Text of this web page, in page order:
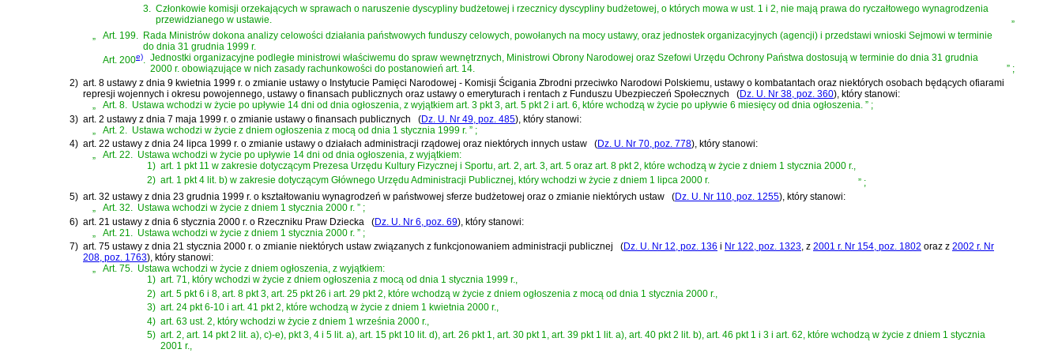
3. Członkowie komisji orzekających w sprawach o naruszenie dyscypliny budżetowej i rzecznicy dyscypliny budżetowej, o których mowa w ust. 1 i 2, nie mają prawa do ryczałtowego wynagrodzenia
przewidzianego w ustawie.
”
„
Art. 199. Rada Ministrów dokona analizy celowości działania państwowych funduszy celowych, powołanych na mocy ustawy, oraz jednostek organizacyjnych (agencji) i przedstawi wnioski Sejmowi w terminie
do dnia 31 grudnia 1999 r.
Art. 200e). Jednostki organizacyjne podległe ministrowi właściwemu do spraw wewnętrznych, Ministrowi Obrony Narodowej oraz Szefowi Urzędu Ochrony Państwa dostosują w terminie do dnia 31 grudnia
2000 r. obowiązujące w nich zasady rachunkowości do postanowień art. 14.
” ;
2) art. 8 ustawy z dnia 9 kwietnia 1999 r. o zmianie ustawy o Instytucie Pamięci Narodowej - Komisji Ścigania Zbrodni przeciwko Narodowi Polskiemu, ustawy o kombatantach oraz niektórych osobach będących ofiarami
represji wojennych i okresu powojennego, ustawy o finansach publicznych oraz ustawy o emeryturach i rentach z Funduszu Ubezpieczeń Społecznych
(Dz. U. Nr 38, poz. 360), który stanowi:
„
Art. 8. Ustawa wchodzi w życie po upływie 14 dni od dnia ogłoszenia, z wyjątkiem art. 3 pkt 3, art. 5 pkt 2 i art. 6, które wchodzą w życie po upływie 6 miesięcy od dnia ogłoszenia. ” ;
3) art. 2 ustawy z dnia 7 maja 1999 r. o zmianie ustawy o finansach publicznych (Dz. U. Nr 49, poz. 485) , który stanowi:
Art. 2. Ustawa wchodzi w życie z dniem ogłoszenia z mocą od dnia 1 stycznia 1999 r. ” ;
4) art. 22 ustawy z dnia 24 lipca 1999 r. o zmianie ustawy o działach administracji rządowej oraz niektórych innych ustaw (Dz. U. Nr 70, poz. 778), który stanowi:
„
Art. 22. Ustawa wchodzi w życie po upływie 14 dni od dnia ogłoszenia, z wyjątkiem:
1) art. 1 pkt 11 w zakresie dotyczącym Prezesa Urzędu Kultury Fizycznej i Sportu, art. 2, art. 3, art. 5 oraz art. 8 pkt 2, które wchodzą w życie z dniem 1 stycznia 2000 r.,
2) art. 1 pkt 4 lit. b) w zakresie dotyczącym Głównego Urzędu Administracji Publicznej, który wchodzi w życie z dniem 1 lipca 2000 r. ” ;
5) art. 32 ustawy z dnia 23 grudnia 1999 r. o kształtowaniu wynagrodzeń w państwowej sferze budżetowej oraz o zmianie niektórych ustaw (Dz. U. Nr 110, poz. 1255), który stanowi:
„
Art. 32. Ustawa wchodzi w życie z dniem 1 stycznia 2000 r. ” ;
6) art. 21 ustawy z dnia 6 stycznia 2000 r. o Rzeczniku Praw Dziecka (Dz. U. Nr 6, poz. 69) , który stanowi:
Art. 21. Ustawa wchodzi w życie z dniem 1 stycznia 2000 r. ” ;
7) art. 75 ustawy z dnia 21 stycznia 2000 r. o zmianie niektórych ustaw związanych z funkcjonowaniem administracji publicznej (Dz. U. Nr 12, poz. 136 i Nr 122, poz. 1323, z 2001 r. Nr 154, poz. 1802 oraz z 2002 r. Nr
208, poz. 1763), który stanowi:
„
Art. 75. Ustawa wchodzi w życie z dniem ogłoszenia, z wyjątkiem:
1) art. 71, który wchodzi w życie z dniem ogłoszenia z mocą od dnia 1 stycznia 1999 r.,
2) art. 5 pkt 6 i 8, art. 8 pkt 3, art. 25 pkt 26 i art. 29 pkt 2, które wchodzą w życie z dniem ogłoszenia z mocą od dnia 1 stycznia 2000 r.,
3) art. 24 pkt 6-10 i art. 41 pkt 2, które wchodzą w życie z dniem 1 kwietnia 2000 r.,
4) art. 63 ust. 2, który wchodzi w życie z dniem 1 września 2000 r.,
5) art. 2, art. 14 pkt 2 lit. a), c)-e), pkt 3, 4 i 5 lit. a), art. 15 pkt 10 lit. d), art. 26 pkt 1, art. 30 pkt 1, art. 39 pkt 1 lit. a), art. 40 pkt 2 lit. b), art. 46 pkt 1 i 3 i art. 62, które wchodzą w życie z dniem 1 stycznia
2001 r.,